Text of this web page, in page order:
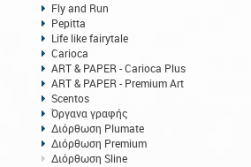
Fly and Run
Pepitta
Life like fairytale
Carioca
ART & PAPER - Carioca Plus
ART & PAPER - Premium Art
Scentos
Όργανα γραφής
Διόρθωση Plumate
Διόρθωση Premium
Διόρθωση Sline